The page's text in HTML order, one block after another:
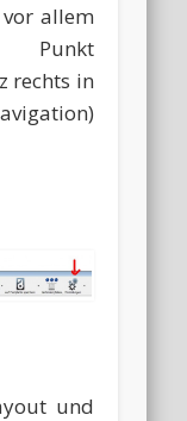
allem
rechts in
und